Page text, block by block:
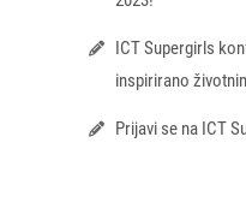
ICT Supergirls
inspirirano
Prijavi se na ICT